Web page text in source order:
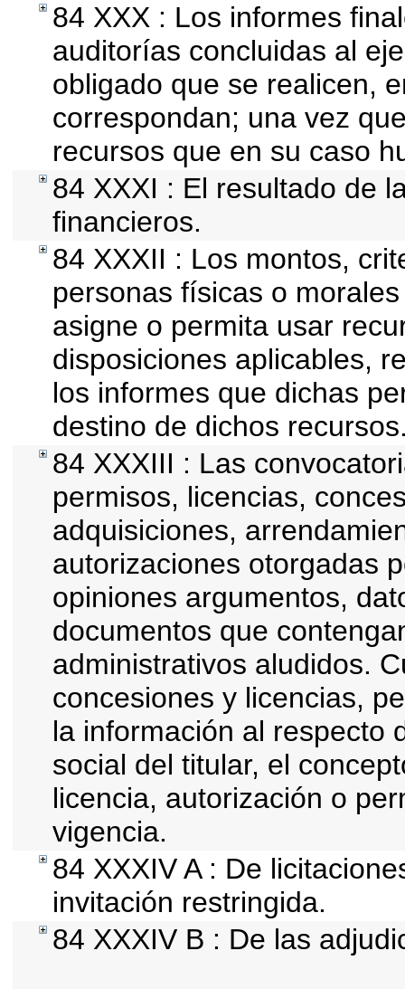
84 XXX : Los informes
auditorías concluidas al
obligado que se realicen,
correspondan; una vez
recursos que en su caso
84 XXXI : El resultado de
financieros.
84 XXXII : Los montos,
personas físicas o
asigne o permita usar
disposiciones aplicables,
los informes que dichas
destino de dichos
84 XXXIII : Las
permisos, licencias,
adquisiciones,
autorizaciones otorgadas
opiniones argumentos,
documentos que
administrativos aludidos.
concesiones y licencias,
la información al respecto
social del titular, el
licencia, autorización o
vigencia.
84 XXXIV A : De
invitación restringida.
84 XXXIV B : De las